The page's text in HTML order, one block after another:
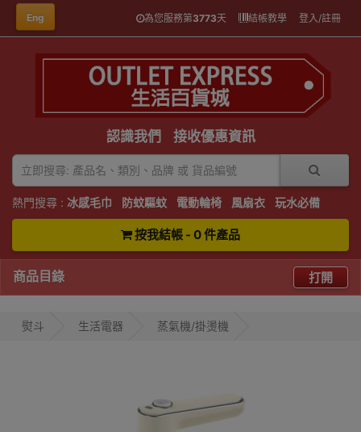
Eng 為您服務第3773天 結帳教學 登入/註冊
認識我們 接收優惠資訊
熱門搜尋 : 冰感毛巾 防蚊驅蚊 電動輪椅 風扇衣 玩水必備
按我結帳 - 0 件產品
商品目錄 打開
熨斗 生活電器 蒸氣機/掛燙機